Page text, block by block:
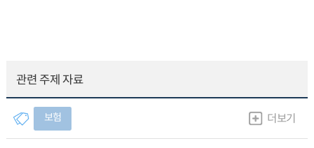
관련 주제 자료
보험 더보기